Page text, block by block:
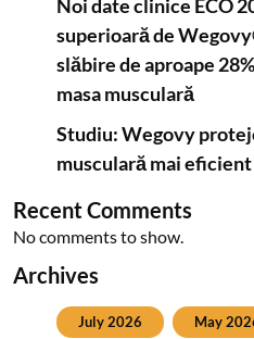
Noi date clinice ECO
superioară de
slăbire de aproape
masa musculară
Studiu: Wegovy
musculară mai
Recent Comments
No comments to show.
Archives
July 2026 May